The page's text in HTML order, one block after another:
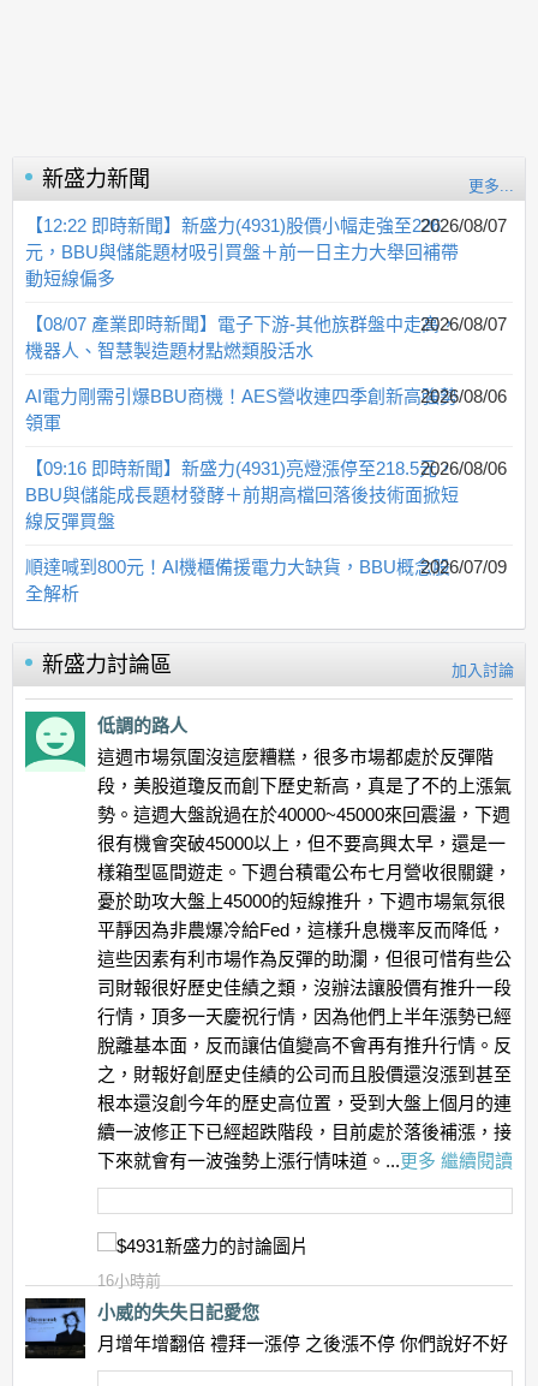
新盛力新聞 更多...
【12:22 即時新聞】新盛力(4931)股價小幅走強至226
元，BBU與儲能題材吸引買盤＋前一日主力大舉回補帶
動短線偏多
2026/08/07
【08/07 產業即時新聞】電子下游-其他族群盤中走高，
機器人、智慧製造題材點燃類股活水
2026/08/07
AI電力剛需引爆BBU商機！AES營收連四季創新高強勢
領軍
2026/08/06
【09:16 即時新聞】新盛力(4931)亮燈漲停至218.5元，
BBU與儲能成長題材發酵＋前期高檔回落後技術面掀短
線反彈買盤
2026/08/06
順達喊到800元！AI機櫃備援電力大缺貨，BBU概念股
全解析
2026/07/09
新盛力討論區 加入討論
低調的路人
這週市場氛圍沒這麼糟糕，很多市場都處於反彈階
段，美股道瓊反而創下歷史新高，真是了不的上漲氣
勢。這週大盤說過在於40000~45000來回震盪，下週
很有機會突破45000以上，但不要高興太早，還是一
樣箱型區間遊走。下週台積電公布七月營收很關鍵，
憂於助攻大盤上45000的短線推升，下週市場氣氛很
平靜因為非農爆冷給Fed，這樣升息機率反而降低，
這些因素有利市場作為反彈的助瀾，但很可惜有些公
司財報很好歷史佳績之類，沒辦法讓股價有推升一段
行情，頂多一天慶祝行情，因為他們上半年漲勢已經
脫離基本面，反而讓估值變高不會再有推升行情。反
之，財報好創歷史佳績的公司而且股價還沒漲到甚至
根本還沒創今年的歷史高位置，受到大盤上個月的連
續一波修正下已經超跌階段，目前處於落後補漲，接
下來就會有一波強勢上漲行情味道。...更多 繼續閱讀
16小時前
小威的失失日記愛您
月增年增翻倍 禮拜一漲停 之後漲不停 你們說好不好